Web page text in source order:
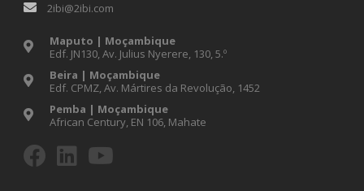
2ibi@2ibi.com
Maputo | Moçambique
Edf. JN130, Av. Julius Nyerere, 130, 5.º
Beira | Moçambique
Edf. CPMZ, Av. Mártires da Revolução, 1452
Pemba | Moçambique
African Century, EN 106, Mahate